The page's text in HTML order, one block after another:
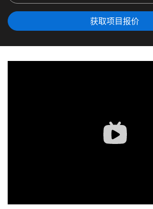
获取项目报价